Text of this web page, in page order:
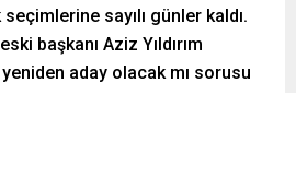
sayılı günler kaldı.
başkanı Aziz Yıldırım
aday olacak mı sorusu